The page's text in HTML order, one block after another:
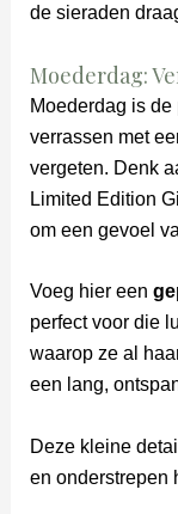
de sieraden
Moederdag:
Moederdag is
verrassen met
vergeten. Denk
Limited Edition
om een gevoel
Voeg hier een
perfect voor die
waarop ze al
een lang,
Deze kleine
en onderstrepen